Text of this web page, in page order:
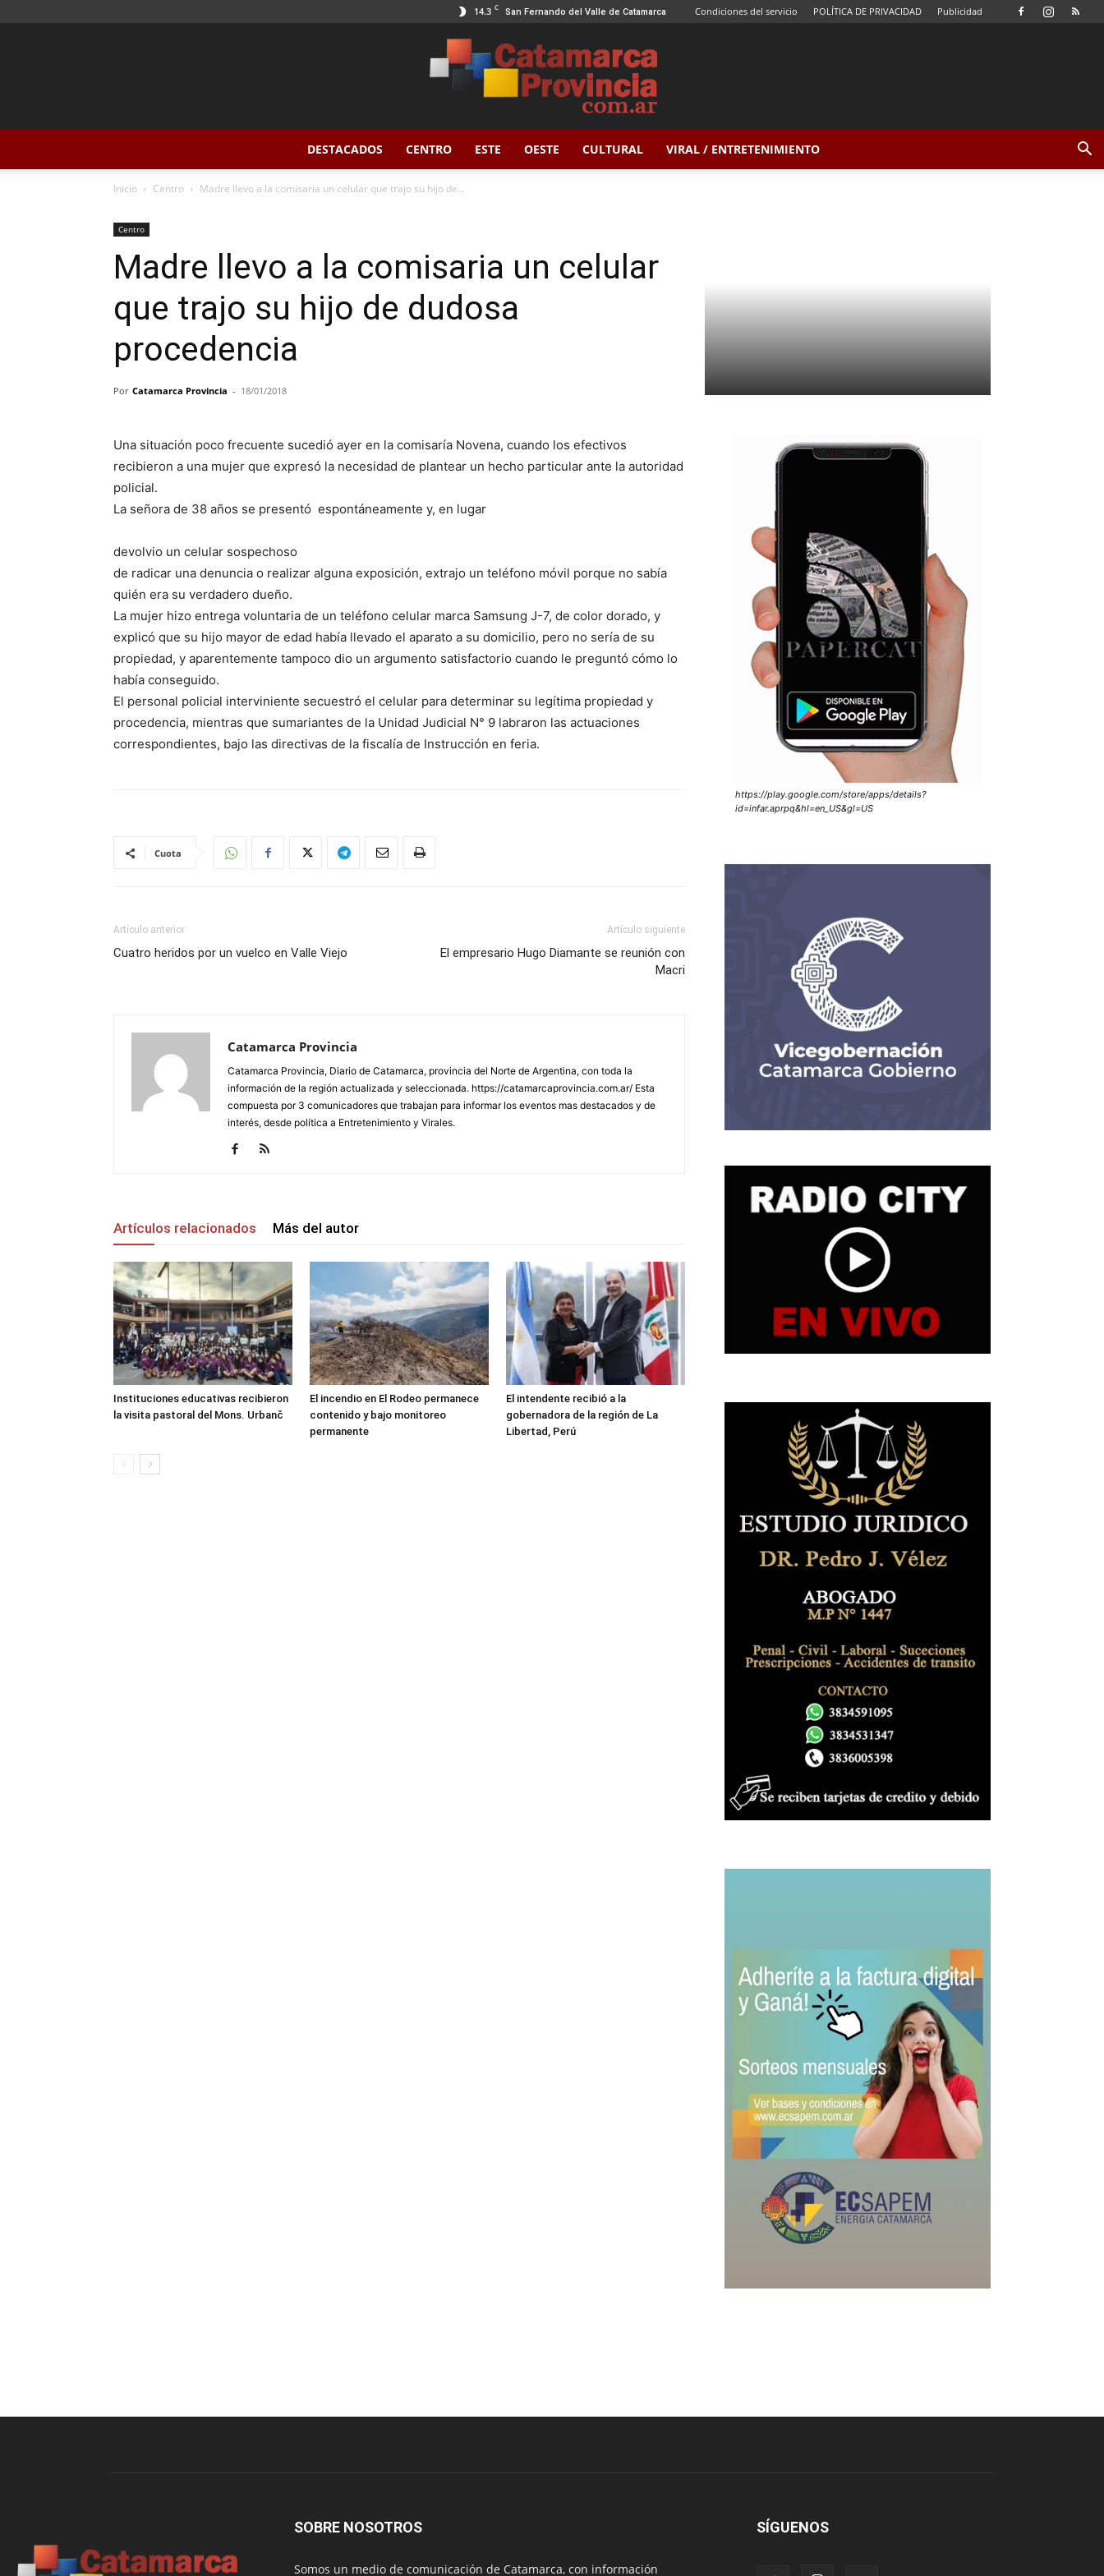
14.3 C San Fernando del Valle de Catamarca Condiciones del servicio POLÍTICA DE PRIVACIDAD Publicidad
Catamarca
Provincia
DESTACADOS CENTRO ESTE OESTE CULTURAL VIRAL / ENTRETENIMIENTO
Inicio Centro Madre llevo a la comisaria un celular que trajo su hijo de...
Centro
Madre llevo a la comisaria un celular
que trajo su hijo de dudosa
procedencia
Por Catamarca Provincia - 18/01/2018
Una situación poco frecuente sucedió ayer en la comisaría Novena, cuando los efectivos
recibieron a una mujer que expresó la necesidad de plantear un hecho particular ante la autoridad
policial.
La señora de 38 años se presentó espontáneamente y, en lugar
devolvio un celular sospechoso
de radicar una denuncia o realizar alguna exposición, extrajo un teléfono móvil porque no sabía
quién era su verdadero dueño.
La mujer hizo entrega voluntaria de un teléfono celular marca Samsung J-7, de color dorado, y
explicó que su hijo mayor de edad había llevado el aparato a su domicilio, pero no sería de su
propiedad, y aparentemente tampoco dio un argumento satisfactorio cuando le preguntó cómo lo
había conseguido.
El personal policial interviniente secuestró el celular para determinar su legítima propiedad y
procedencia, mientras que sumariantes de la Unidad Judicial N° 9 labraron las actuaciones
correspondientes, bajo las directivas de la fiscalía de Instrucción en feria.
Cuota
Artículo anterior
Cuatro heridos por un vuelco en Valle Viejo
Artículo siguiente
El empresario Hugo Diamante se reunión con
Macri
Catamarca Provincia
Catamarca Provincia, Diario de Catamarca, provincia del Norte de Argentina, con toda la
información de la región actualizada y seleccionada. https://catamarcaprovincia.com.ar/ Esta
compuesta por 3 comunicadores que trabajan para informar los eventos mas destacados y de
interés, desde política a Entretenimiento y Virales.
Artículos relacionados Más del autor
Instituciones educativas recibieron
la visita pastoral del Mons. Urbanč
El incendio en El Rodeo permanece
contenido y bajo monitoreo
permanente
El intendente recibió a la
gobernadora de la región de La
Libertad, Perú
https://play.google.com/store/apps/details?
id=infar.aprpq&hl=en_US&gl=US
SOBRE NOSOTROS
Somos un medio de comunicación de Catamarca, con información
SÍGUENOS